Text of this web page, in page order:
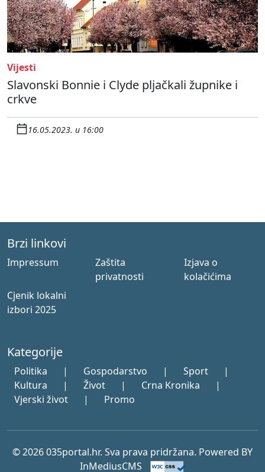
Vijesti
Slavonski Bonnie i Clyde pljačkali župnike i
crkve
16.05.2023. u 16:00
Brzi linkovi
Impressum
Zaštita
privatnosti
Izjava o
kolačićima
Cjenik lokalni
izbori 2025
Kategorije
Politika | Gospodarstvo | Sport
|
Kultura
| Život | Crna Kronika
|
Vjerski život
| Promo
© 2026 035portal.hr. Sva prava pridržana. Powered BY
InMediusCMS